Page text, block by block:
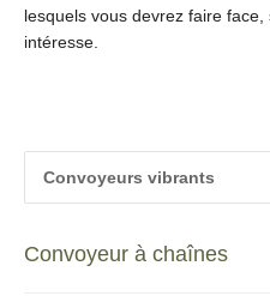
lesquels vous devrez faire
intéresse.
Convoyeurs vibrants
Convoyeur à chaînes